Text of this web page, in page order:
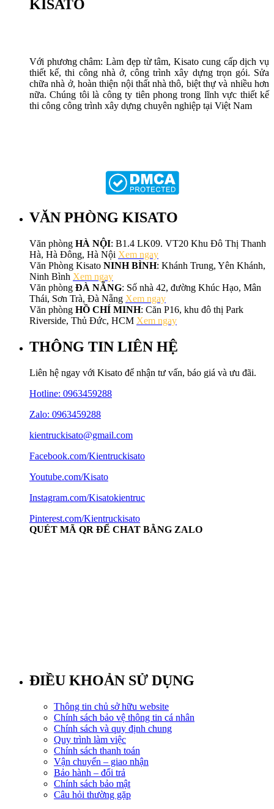
KISATO
Với phương châm: Làm đẹp từ tâm, Kisato cung cấp dịch vụ
thiết kế, thi công nhà ở, công trình xây dựng trọn gói. Sửa
chữa nhà ở, hoàn thiện nội thất nhà thô, biệt thự và nhiều hơn
nữa. Chúng tôi là công ty tiên phong trong lĩnh vực thiết kế
thi công công trình xây dựng chuyên nghiệp tại Việt Nam
VĂN PHÒNG KISATO
Văn phòng HÀ NỘI: B1.4 LK09. VT20 Khu Đô Thị Thanh
Hà, Hà Đông, Hà Nội Xem ngay
Văn Phòng Kisato NINH BÌNH: Khánh Trung, Yên Khánh,
Ninh Bình Xem ngay
Văn phòng ĐÀ NẴNG: Số nhà 42, đường Khúc Hạo, Mân
Thái, Sơn Trà, Đà Nẵng Xem ngay
Văn phòng HỒ CHÍ MINH: Căn P16, khu đô thị Park
Riverside, Thủ Đức, HCM Xem ngay
THÔNG TIN LIÊN HỆ
Liên hệ ngay với Kisato để nhận tư vấn, báo giá và ưu đãi.
Hotline: 0963459288
Zalo: 0963459288
kientruckisato@gmail.com
Facebook.com/Kientruckisato
Youtube.com/Kisato
Instagram.com/Kisatokientruc
Pinterest.com/Kientruckisato
QUÉT MÃ QR ĐỂ CHAT BẰNG ZALO
ĐIỀU KHOẢN SỬ DỤNG
Thông tin chủ sở hữu website
Chính sách bảo vệ thông tin cá nhân
Chính sách và quy định chung
Quy trình làm việc
Chính sách thanh toán
Vận chuyển – giao nhận
Bảo hành – đổi trả
Chính sách bảo mật
Câu hỏi thường gặp